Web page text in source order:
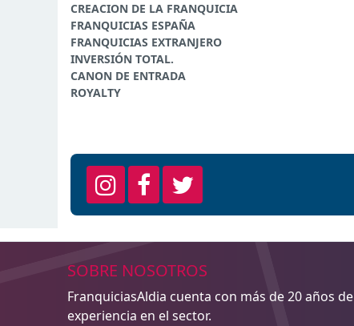
CREACION DE LA FRANQUICIA
FRANQUICIAS ESPAÑA
FRANQUICIAS EXTRANJERO
INVERSIÓN TOTAL.
CANON DE ENTRADA
ROYALTY
SOBRE NOSOTROS
FranquiciasAldia cuenta con más de 20 años de
experiencia en el sector.